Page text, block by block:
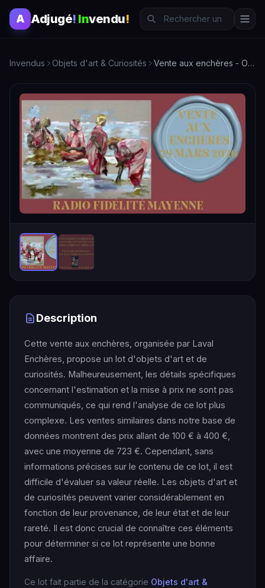
A Adjugé! Invendu!
Invendus Objets d'art & Curiosités Vente aux enchères - Objets d'art & Curiosités - Laval Enchères
Description
Cette vente aux enchères, organisée par Laval
Enchères, propose un lot d'objets d'art et de
curiosités. Malheureusement, les détails spécifiques
concernant l'estimation et la mise à prix ne sont pas
communiqués, ce qui rend l'analyse de ce lot plus
complexe. Les ventes similaires dans notre base de
données montrent des prix allant de 100 € à 400 €,
avec une moyenne de 723 €. Cependant, sans
informations précises sur le contenu de ce lot, il est
difficile d'évaluer sa valeur réelle. Les objets d'art et
de curiosités peuvent varier considérablement en
fonction de leur provenance, de leur état et de leur
rareté. Il est donc crucial de connaître ces éléments
pour déterminer si ce lot représente une bonne
affaire.
Ce lot fait partie de la catégorie Objets d'art &